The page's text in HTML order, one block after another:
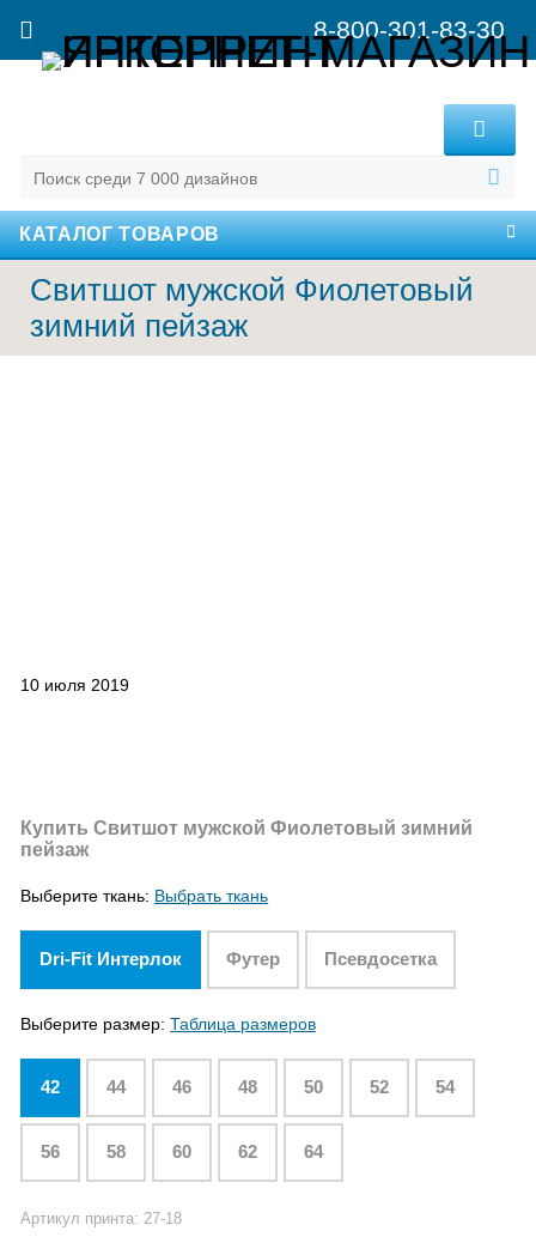
8-800-301-83-30
КАТАЛОГ ТОВАРОВ
Свитшот мужской Фиолетовый
зимний пейзаж
10 июля 2019
Купить Свитшот мужской Фиолетовый зимний
пейзаж
Выберите ткань: Выбрать ткань
Dri-Fit Интерлок Футер Псевдосетка
Выберите размер:Таблица размеров
42 44 46 48 50 52 54
56 58 60 62 64
Артикул принта: 27-18